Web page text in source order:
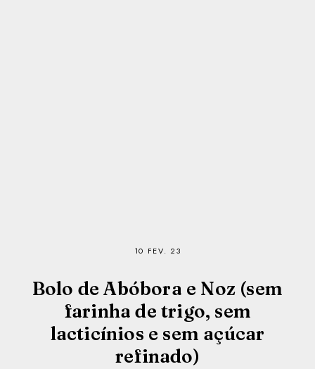
10 FEV. 23
Bolo de Abóbora e Noz (sem
farinha de trigo, sem
lacticínios e sem açúcar
refinado)